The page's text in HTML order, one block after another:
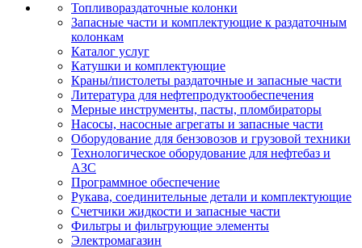
Топливораздаточные колонки
Запасные части и комплектующие к раздаточным
колонкам
Каталог услуг
Катушки и комплектующие
Краны/пистолеты раздаточные и запасные части
Литература для нефтепродуктообеспечения
Мерные инструменты, пасты, пломбираторы
Насосы, насосные агрегаты и запасные части
Оборудование для бензовозов и грузовой техники
Технологическое оборудование для нефтебаз и
АЗС
Программное обеспечение
Рукава, соединительные детали и комплектующие
Счетчики жидкости и запасные части
Фильтры и фильтрующие элементы
Электромагазин